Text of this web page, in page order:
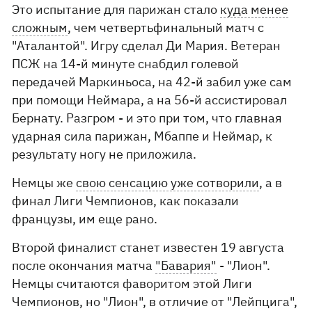
Это испытание для парижан стало куда менее
сложным, чем четвертьфинальный матч с
"Аталантой". Игру сделал Ди Мария. Ветеран
ПСЖ на 14-й минуте снабдил голевой
передачей Маркиньоса, на 42-й забил уже сам
при помощи Неймара, а на 56-й ассистировал
Бернату. Разгром - и это при том, что главная
ударная сила парижан, Мбаппе и Неймар, к
результату ногу не приложила.
Немцы жесвою сенсацию уже сотворили, а в
финал Лиги Чемпионов, как показали
французы, им еще рано.
Второй финалист станет известен 19 августа
после окончания матча "Бавария" - "Лион".
Немцы считаются фаворитом этой Лиги
Чемпионов, но "Лион", в отличие от "Лейпцига",